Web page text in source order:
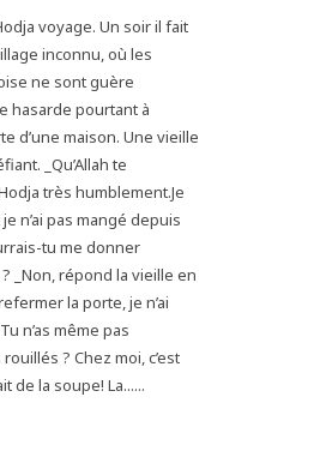
voyage. Un soir il fait
inconnu, où les
ne sont guère
hasarde pourtant à
d’une maison. Une vieille
_Qu’Allah te
très humblement.Je
n’ai pas mangé depuis
tu me donner
_Non, répond la vieille en
la porte, je n’ai
n’as même pas
? Chez moi, c’est
de la soupe! La......